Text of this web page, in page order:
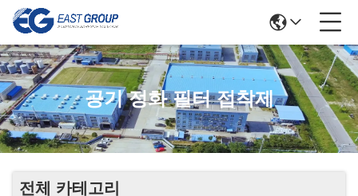
공기 정화 필터 접착제
전체 카테고리